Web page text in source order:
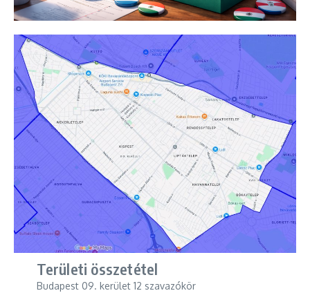
Területi összetétel
Budapest 09. kerület 12 szavazókör